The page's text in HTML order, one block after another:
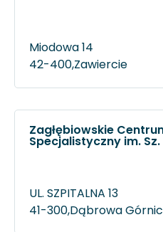
Miodowa 14
42-400,Zawiercie
Zagłębiowskie
Specjalistyczny im.
UL. SZPITALNA 13
41-300,Dąbrowa